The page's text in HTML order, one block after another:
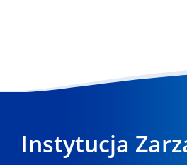
Instytucja